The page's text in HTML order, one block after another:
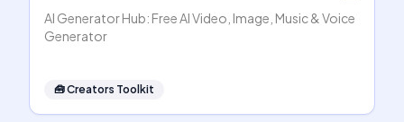
AI Generator Hub: Free AI Video, Image, Music & Voice
Generator
🧰Creators Toolkit